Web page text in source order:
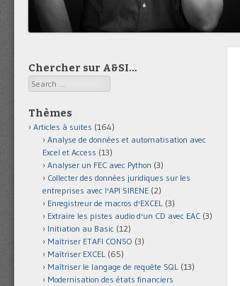
Chercher sur A&SI…
Search
Thèmes
Articles à suites (164)
Analyse de données et automatisation avec
Excel et Access (13)
Analyser un FEC avec Python (3)
Collecter des données juridiques sur les
entreprises avec l'API SIRENE (2)
Enregistreur de macros d'EXCEL (3)
Extraire les pistes audio d'un CD avec EAC (3)
Initiation au Basic (12)
Maîtriser ETAFI CONSO (3)
Maîtriser EXCEL (65)
Maîtriser le langage de requête SQL (13)
Modernisation des états financiers